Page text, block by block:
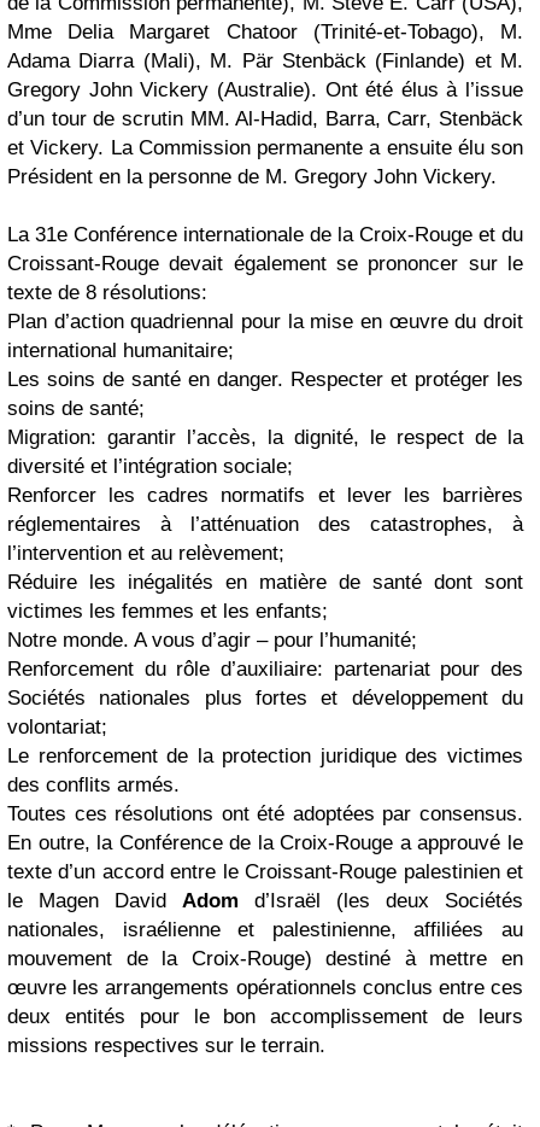
Mme Delia Margaret Chatoor (Trinité-et-Tobago), M.
Adama Diarra (Mali), M. Pär Stenbäck (Finlande) et M.
Gregory John Vickery (Australie). Ont été élus à l’issue
d’un tour de scrutin MM. Al-Hadid, Barra, Carr, Stenbäck
et Vickery. La Commission permanente a ensuite élu son
Président en la personne de M. Gregory John Vickery.
La 31e Conférence internationale de la Croix-Rouge et du
Croissant-Rouge devait également se prononcer sur le
texte de 8 résolutions:
Plan d’action quadriennal pour la mise en œuvre du droit
international humanitaire;
Les soins de santé en danger. Respecter et protéger les
soins de santé;
Migration: garantir l’accès, la dignité, le respect de la
diversité et l’intégration sociale;
Renforcer les cadres normatifs et lever les barrières
réglementaires à l’atténuation des catastrophes, à
l’intervention et au relèvement;
Réduire les inégalités en matière de santé dont sont
victimes les femmes et les enfants;
Notre monde. A vous d’agir – pour l’humanité;
Renforcement du rôle d’auxiliaire: partenariat pour des
Sociétés nationales plus fortes et développement du
volontariat;
Le renforcement de la protection juridique des victimes
des conflits armés.
Toutes ces résolutions ont été adoptées par consensus.
En outre, la Conférence de la Croix-Rouge a approuvé le
texte d’un accord entre le Croissant-Rouge palestinien et
le Magen David Adom d’Israël (les deux Sociétés
nationales, israélienne et palestinienne, affiliées au
mouvement de la Croix-Rouge) destiné à mettre en
œuvre les arrangements opérationnels conclus entre ces
deux entités pour le bon accomplissement de leurs
missions respectives sur le terrain.